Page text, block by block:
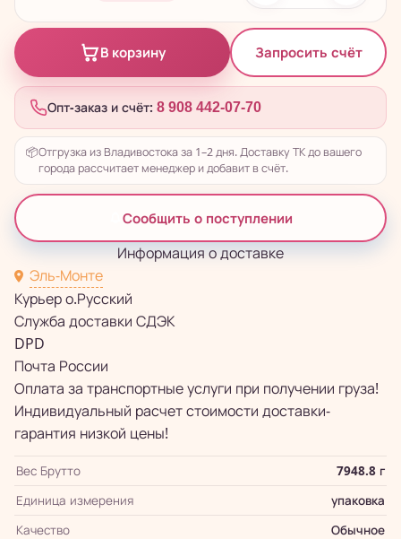
В корзину Запросить счёт
Опт-заказ и счёт: 8 908 442-07-70
📦Отгрузка из Владивостока за 1–2 дня. Доставку ТК до вашего
города рассчитает менеджер и добавит в счёт.
Сообщить о поступлении
Информация о доставке
Эль-Монте
Курьер о.Русский
Служба доставки СДЭК
DPD
Почта России
Оплата за транспортные услуги при получении груза!
Индивидуальный расчет стоимости доставки-
гарантия низкой цены!
Вес Брутто
7948.8 г
Единица измерения
упаковка
Качество
Обычное